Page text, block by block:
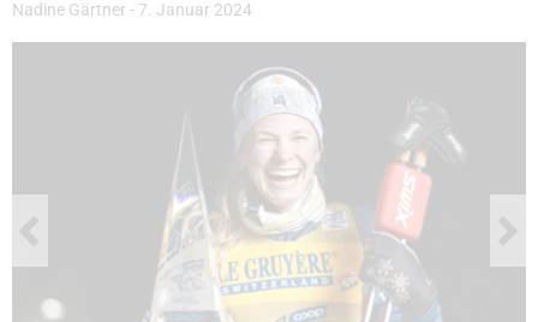
Nadine Gärtner - 7. Januar 2024